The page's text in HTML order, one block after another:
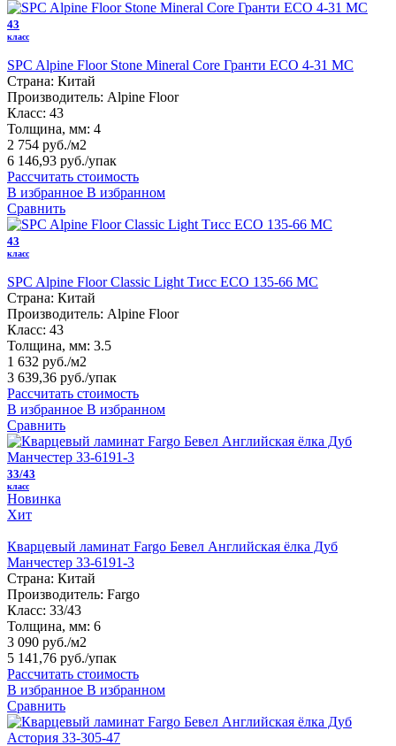
43
класс
SPC Alpine Floor Stone Mineral Core Гранти ЕСО 4-31 MC
Страна: Китай
Производитель: Alpine Floor
Класс: 43
Толщина, мм: 4
2 754 руб./м2
6 146,93 руб./упак
Рассчитать стоимость
В избранное В избранном
Сравнить
43
класс
SPC Alpine Floor Classic Light Тисс ECO 135-66 MC
Страна: Китай
Производитель: Alpine Floor
Класс: 43
Толщина, мм: 3.5
1 632 руб./м2
3 639,36 руб./упак
Рассчитать стоимость
В избранное В избранном
Сравнить
33/43
класс
Новинка
Хит
Кварцевый ламинат Fargo Бевел Английская ёлка Дуб
Манчестер 33-6191-3
Страна: Китай
Производитель: Fargo
Класс: 33/43
Толщина, мм: 6
3 090 руб./м2
5 141,76 руб./упак
Рассчитать стоимость
В избранное В избранном
Сравнить